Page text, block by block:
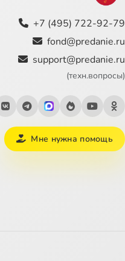
+7 (495) 722-92-79
fond@predanie.ru
support@predanie.ru
(техн.вопросы)
Мне нужна помощь